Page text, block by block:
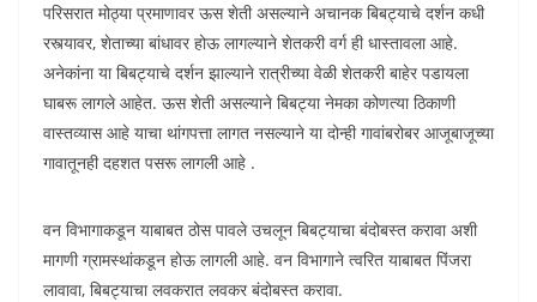
परिसरात मोठ्या प्रमाणावर ऊस शेती असल्याने अचानक बिबट्याचे दर्शन कधी
रस्त्यावर, शेताच्या बांधावर होऊ लागल्याने शेतकरी वर्ग ही धास्तावला आहे.
अनेकांना या बिबट्याचे दर्शन झाल्याने रात्रीच्या वेळी शेतकरी बाहेर पडायला
घाबरू लागले आहेत. ऊस शेती असल्याने बिबट्या नेमका कोणत्या ठिकाणी
वास्तव्यास आहे याचा थांगपत्ता लागत नसल्याने या दोन्ही गावांबरोबर आजूबाजूच्या
गावातूनही दहशत पसरू लागली आहे .
वन विभागाकडून याबाबत ठोस पावले उचलून बिबट्याचा बंदोबस्त करावा अशी
मागणी ग्रामस्थांकडून होऊ लागली आहे. वन विभागाने त्वरित याबाबत पिंजरा
लावावा, बिबट्याचा लवकरात लवकर बंदोबस्त करावा.